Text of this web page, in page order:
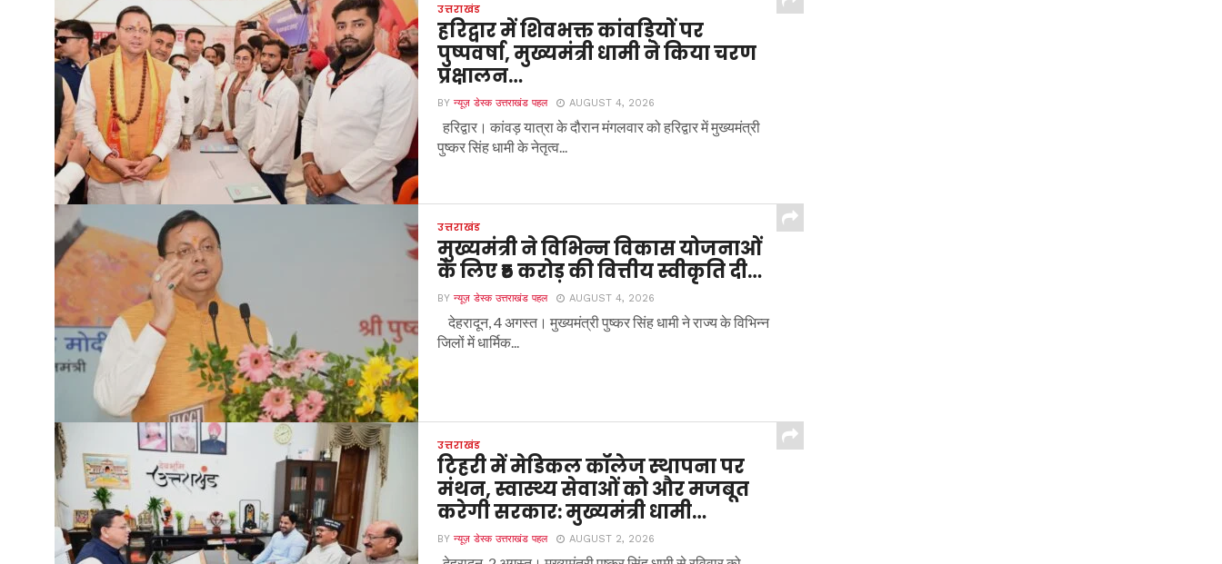
उत्तराखंड
हरिद्वार में शिवभक्त कांवड़ियों पर
पुष्पवर्षा, मुख्यमंत्री धामी ने किया चरण
प्रक्षालन…
BYन्यूज़ डेस्क उत्तराखंड पहल AUGUST 4, 2026
हरिद्वार। कांवड़ यात्रा के दौरान मंगलवार को हरिद्वार में मुख्यमंत्री
पुष्कर सिंह धामी के नेतृत्व...
उत्तराखंड
मुख्यमंत्री ने विभिन्न विकास योजनाओं
के लिए ₹5 करोड़ की वित्तीय स्वीकृति दी…
BYन्यूज़ डेस्क उत्तराखंड पहल AUGUST 4, 2026
देहरादून, 4 अगस्त। मुख्यमंत्री पुष्कर सिंह धामी ने राज्य के विभिन्न
जिलों में धार्मिक...
उत्तराखंड
टिहरी में मेडिकल कॉलेज स्थापना पर
मंथन, स्वास्थ्य सेवाओं को और मजबूत
करेगी सरकार: मुख्यमंत्री धामी…
BYन्यूज़ डेस्क उत्तराखंड पहल AUGUST 2, 2026